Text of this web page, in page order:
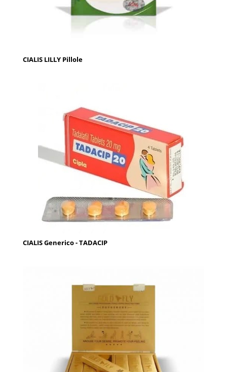
CIALIS LILLY Pillole
CIALIS Generico - TADACIP